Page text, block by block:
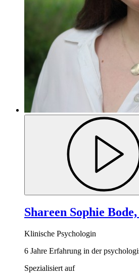
Shareen Sophie
Klinische Psychologin
6 Jahre Erfahrung in der
Spezialisiert auf